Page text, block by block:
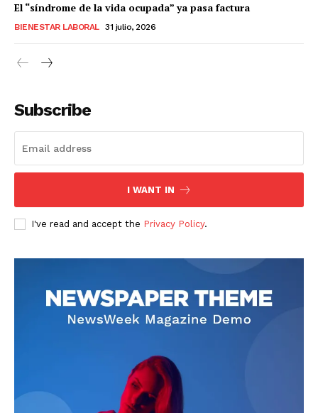
El “síndrome de la vida ocupada” ya pasa factura
BIENESTAR LABORAL 31 julio, 2026
Subscribe
I WANT IN
I've read and accept the Privacy Policy.